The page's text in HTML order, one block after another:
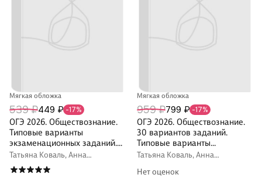
Мягкая обложка
539 ₽449 ₽ -17%
ОГЭ 2026. Обществознание.
Типовые варианты
экзаменационных заданий.
15 вариантов заданий
Татьяна Коваль, Анна
Лазебникова
Мягкая обложка
959 ₽799 ₽ -17%
ОГЭ 2026. Обществознание.
30 вариантов заданий.
Типовые варианты
экзаменационных заданий
Татьяна Коваль, Анна
Нет оценок